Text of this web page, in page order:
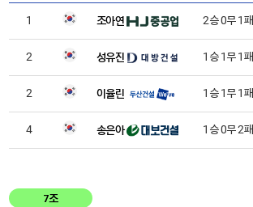
1 조아연 2승 0무 1패
2 성유진 1승 1무 1패
2 이율린 1승 1무 1패
4 송은아 1승 0무 2패
7조